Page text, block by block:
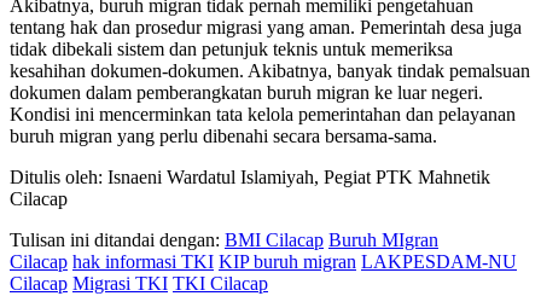
Akibatnya, buruh migran tidak pernah memiliki pengetahuan
tentang hak dan prosedur migrasi yang aman. Pemerintah desa juga
tidak dibekali sistem dan petunjuk teknis untuk memeriksa
kesahihan dokumen-dokumen. Akibatnya, banyak tindak pemalsuan
dokumen dalam pemberangkatan buruh migran ke luar negeri.
Kondisi ini mencerminkan tata kelola pemerintahan dan pelayanan
buruh migran yang perlu dibenahi secara bersama-sama.
Ditulis oleh: Isnaeni Wardatul Islamiyah, Pegiat PTK Mahnetik
Cilacap
Tulisan ini ditandai dengan: BMI Cilacap Buruh MIgran
Cilacap hak informasi TKI KIP buruh migran LAKPESDAM-NU
Cilacap Migrasi TKI TKI Cilacap